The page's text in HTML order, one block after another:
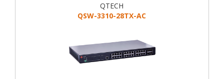
QTECH
QSW-3310-28TX-AC